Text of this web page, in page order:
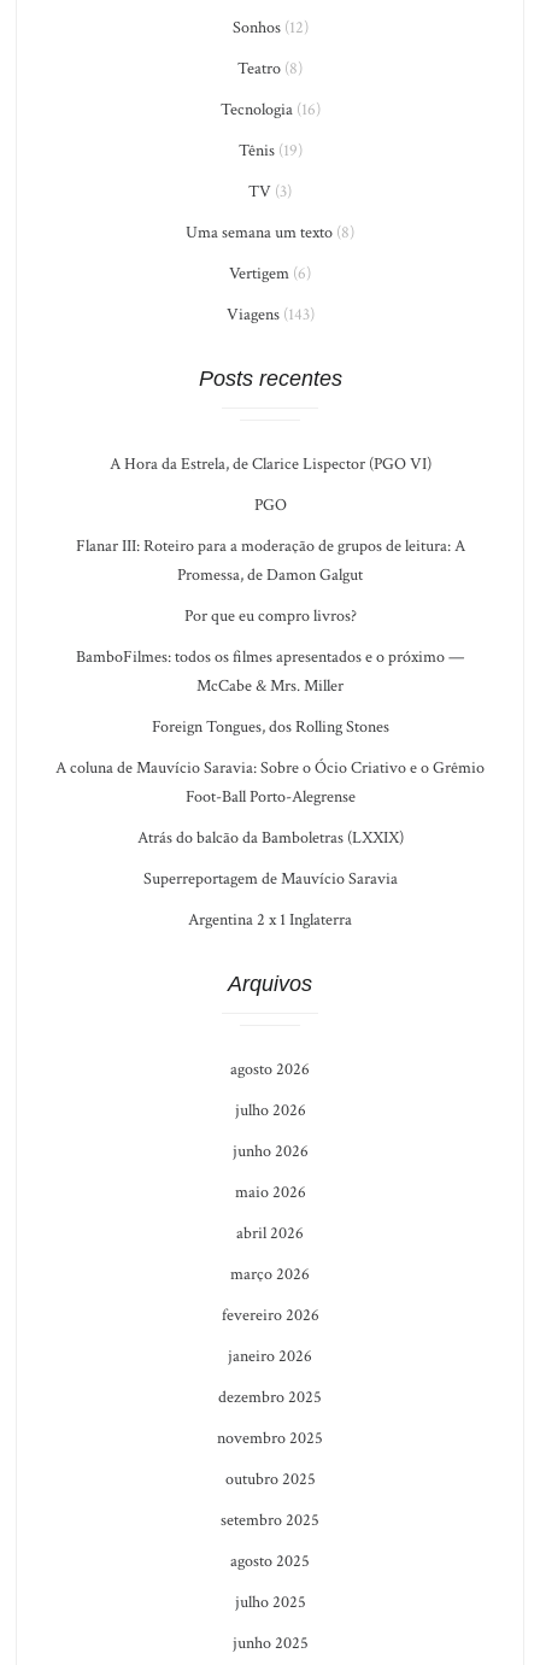
Sonhos(12)
Teatro (8)
Tecnologia(16)
Tênis(19)
TV (3)
Uma semana um texto (8)
Vertigem (6)
Viagens(143)
Posts recentes
A Hora da Estrela, de Clarice Lispector (PGO VI)
PGO
Flanar III: Roteiro para a moderação de grupos de leitura: A
Promessa, de Damon Galgut
Por que eu compro livros?
BamboFilmes: todos os filmes apresentados e o próximo —
McCabe & Mrs. Miller
Foreign Tongues, dos Rolling Stones
A coluna de Mauvício Saravia: Sobre o Ócio Criativo e o Grêmio
Foot-Ball Porto-Alegrense
Atrás do balcão da Bamboletras (LXXIX)
Superreportagem de Mauvício Saravia
Argentina 2 x 1 Inglaterra
Arquivos
agosto 2026
julho 2026
junho 2026
maio 2026
abril 2026
março 2026
fevereiro 2026
janeiro 2026
dezembro 2025
novembro 2025
outubro 2025
setembro 2025
agosto 2025
julho 2025
junho 2025